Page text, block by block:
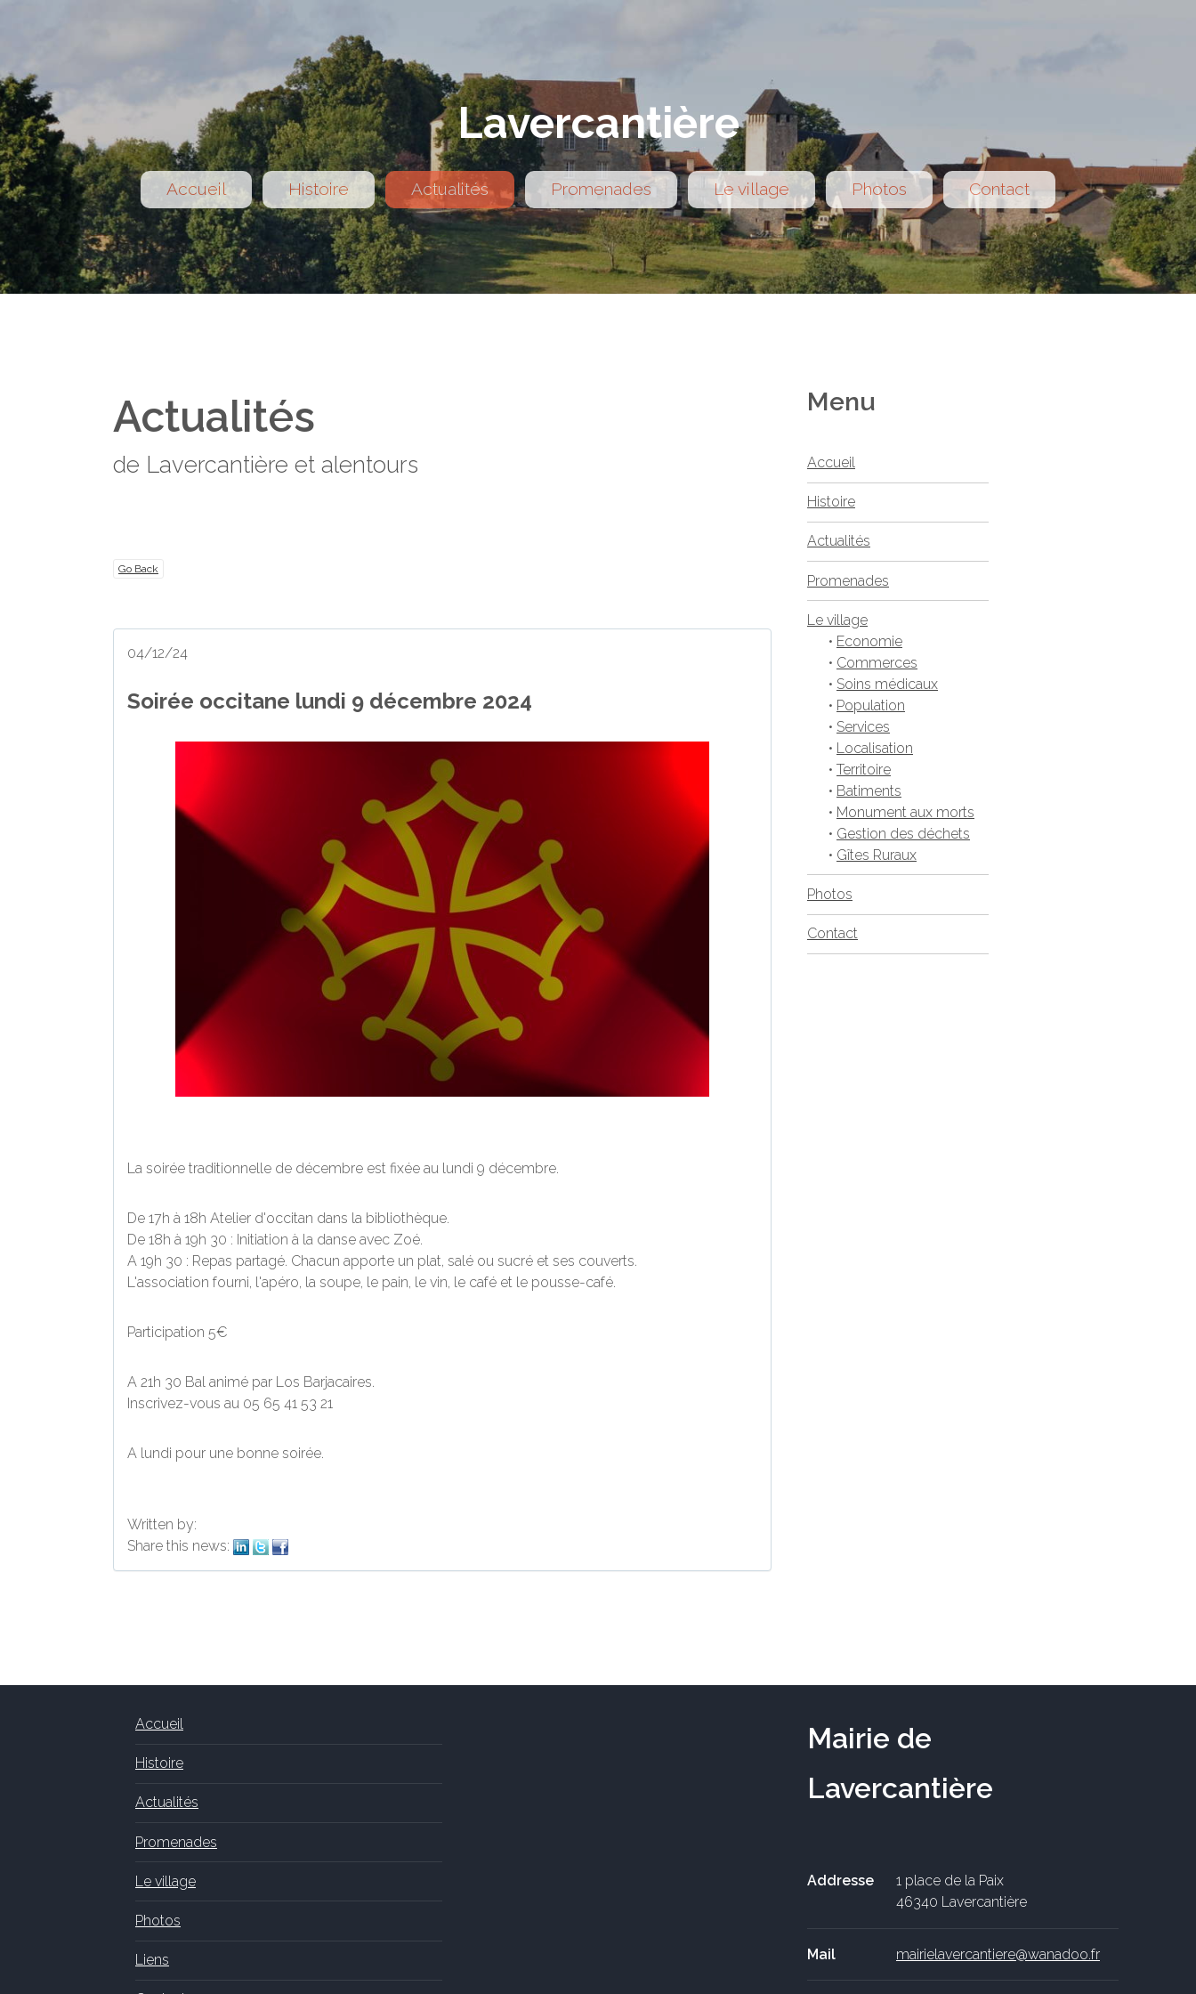
Lavercantière
Accueil Histoire Actualités Promenades Le village Photos Contact
Actualités
de Lavercantière et alentours
Go Back
04/12/24
Soirée occitane lundi 9 décembre 2024
La soirée traditionnelle de décembre est fixée au lundi 9 décembre.
De 17h à 18h Atelier d'occitan dans la bibliothèque.
De 18h à 19h 30 : Initiation à la danse avec Zoé.
A 19h 30 : Repas partagé. Chacun apporte un plat, salé ou sucré et ses couverts.
L'association fourni, l'apéro, la soupe, le pain, le vin, le café et le pousse-café.
Participation 5€
A 21h 30 Bal animé par Los Barjacaires.
Inscrivez-vous au 05 65 41 53 21
A lundi pour une bonne soirée.
Written by:
Share this news:
Menu
Accueil
Histoire
Actualités
Promenades
Le village
• Economie
• Commerces
• Soins médicaux
• Population
• Services
• Localisation
• Territoire
• Batiments
• Monument aux morts
• Gestion des déchets
• Gîtes Ruraux
Photos
Contact
Accueil
Histoire
Actualités
Promenades
Le village
Photos
Liens
Mairie de
Lavercantière
Addresse
1 place de la Paix
46340 Lavercantière
Mail mairielavercantiere@wanadoo.fr